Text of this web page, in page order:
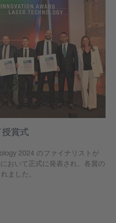
賞式
2024 のファイナリストが
おいて正式に発表され、各賞の
ました。